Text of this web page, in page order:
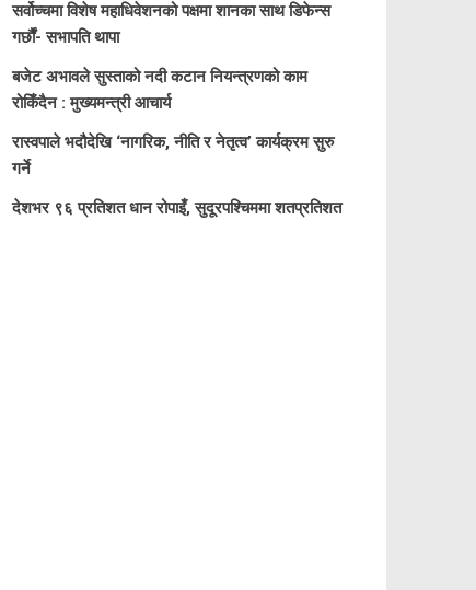
सर्वोच्चमा विशेष महाधिवेशनको पक्षमा शानका साथ डिफेन्स
गर्छौं- सभापति थापा
बजेट अभावले सुस्ताको नदी कटान नियन्त्रणको काम
रोकिँदैन : मुख्यमन्त्री आचार्य
रास्वपाले भदौदेखि ‘नागरिक, नीति र नेतृत्व’ कार्यक्रम सुरु
गर्ने
देशभर ९६ प्रतिशत धान रोपाइँ, सुदूरपश्चिममा शतप्रतिशत